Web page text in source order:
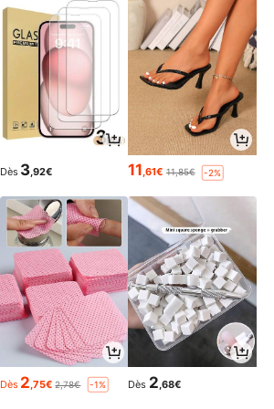
Dès 3,92€ 11,61€ 11,85€ -2%
Dès 2 ,75€ 2,78€ -1% Dès 2 ,68€